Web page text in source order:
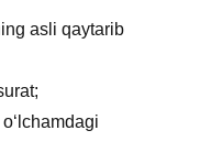
asli qaytarib